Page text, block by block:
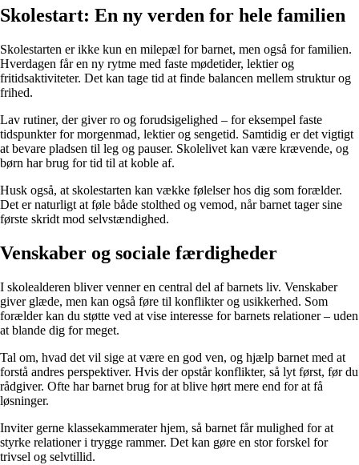
Skolestart: En ny verden for hele familien
Skolestarten er ikke kun en milepæl for barnet, men også for familien.
Hverdagen får en ny rytme med faste mødetider, lektier og
fritidsaktiviteter. Det kan tage tid at finde balancen mellem struktur og
frihed.
Lav rutiner, der giver ro og forudsigelighed – for eksempel faste
tidspunkter for morgenmad, lektier og sengetid. Samtidig er det vigtigt
at bevare pladsen til leg og pauser. Skolelivet kan være krævende, og
børn har brug for tid til at koble af.
Husk også, at skolestarten kan vække følelser hos dig som forælder.
Det er naturligt at føle både stolthed og vemod, når barnet tager sine
første skridt mod selvstændighed.
Venskaber og sociale færdigheder
I skolealderen bliver venner en central del af barnets liv. Venskaber
giver glæde, men kan også føre til konflikter og usikkerhed. Som
forælder kan du støtte ved at vise interesse for barnets relationer – uden
at blande dig for meget.
Tal om, hvad det vil sige at være en god ven, og hjælp barnet med at
forstå andres perspektiver. Hvis der opstår konflikter, så lyt først, før du
rådgiver. Ofte har barnet brug for at blive hørt mere end for at få
løsninger.
Inviter gerne klassekammerater hjem, så barnet får mulighed for at
styrke relationer i trygge rammer. Det kan gøre en stor forskel for
trivsel og selvtillid.